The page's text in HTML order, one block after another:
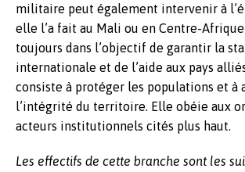
militaire peut également intervenir à
elle l’a fait au Mali ou en Centre-
toujours dans l’objectif de garantir la
internationale et de l’aide aux pays
consiste à protéger les populations et à
l’intégrité du territoire. Elle obéie aux
acteurs institutionnels cités plus haut.
Les effectifs de cette branche sont les